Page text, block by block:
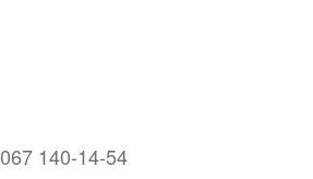
067 140-14-54